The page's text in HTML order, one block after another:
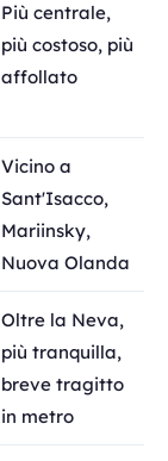
Più centrale,
più costoso, più
affollato
Vicino a
Sant'Isacco,
Mariinsky,
Nuova Olanda
Oltre la Neva,
più tranquilla,
breve tragitto
in metro